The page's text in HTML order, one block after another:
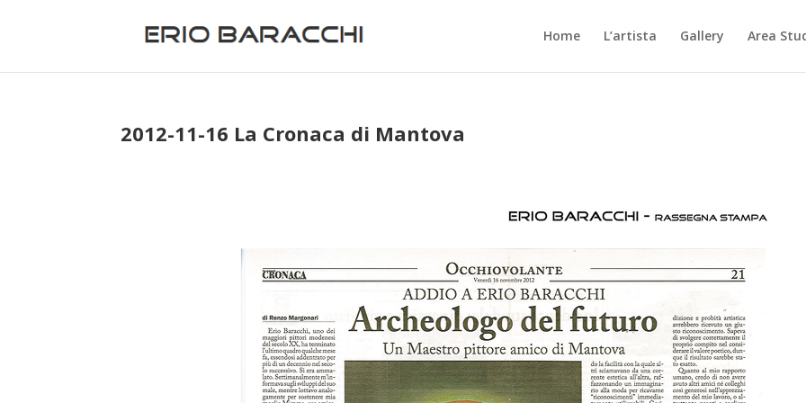
Home L’artista Gallery Area
2012-11-16 La Cronaca di Mantova